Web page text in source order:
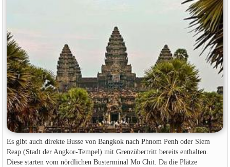
Es gibt auch direkte Busse von Bangkok nach Phnom Penh oder Siem
Reap (Stadt der Angkor-Tempel) mit Grenzübertritt bereits enthalten.
Diese starten vom nördlichen Busterminal Mo Chit. Da die Plätze